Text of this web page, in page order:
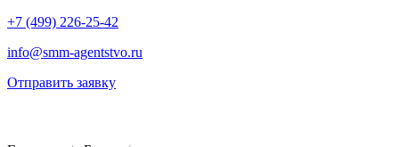
+7 (499) 226-25-42
info@smm-agentstvo.ru
Отправить заявку